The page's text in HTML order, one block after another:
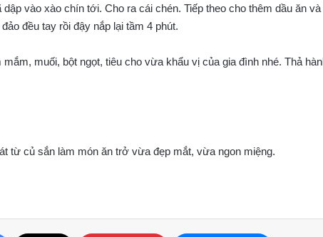
vào xào chín tới. Cho ra cái chén. Tiếp theo cho thêm dầu ăn và
đều tay rồi đậy nắp lại tầm 4 phút.
muối, bột ngọt, tiêu cho vừa khẩu vị của gia đình nhé. Thả
từ củ sắn làm món ăn trở vừa đẹp mắt, vừa ngon miệng.